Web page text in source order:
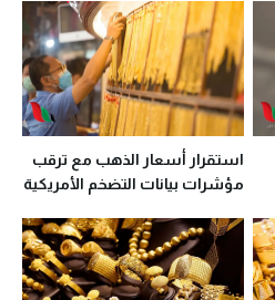
استقرار أسعار الذهب مع ترقب
مؤشرات بيانات التضخم الأمريكية